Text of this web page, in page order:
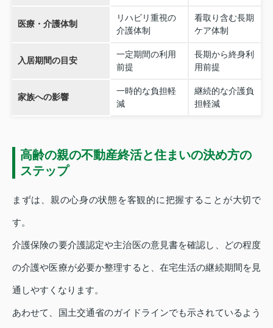
医療・介護体制
リハビリ重視の
介護体制
看取り含む長期
ケア体制
入居期間の目安
一定期間の利用
前提
長期から終身利
用前提
家族への影響
一時的な負担軽
減
継続的な介護負
担軽減
高齢の親の不動産終活と住まいの決め方の
ステップ
まずは、親の心身の状態を客観的に把握することが大切で
す。
介護保険の要介護認定や主治医の意見書を確認し、どの程度
の介護や医療が必要か整理すると、在宅生活の継続期間を見
通しやすくなります。
あわせて、国土交通省のガイドラインでも示されているよう